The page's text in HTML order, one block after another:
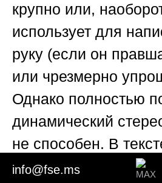
крупно или,
использует для
руку (если он
или чрезмерно
Однако полностью
динамический
не способен. В
сохраняются тонкие
info@fse.ms